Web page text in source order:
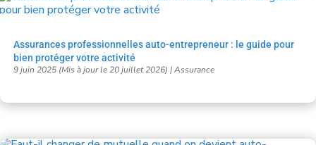
Assurances professionnelles auto-entrepreneur : le guide pour
bien protéger votre activité
9 juin 2025 (Mis à jour le 20 juillet 2026) |Assurance